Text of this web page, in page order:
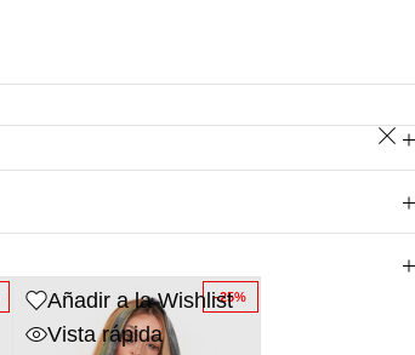
-25%
Añadir a la Wishlist
Vista rápida